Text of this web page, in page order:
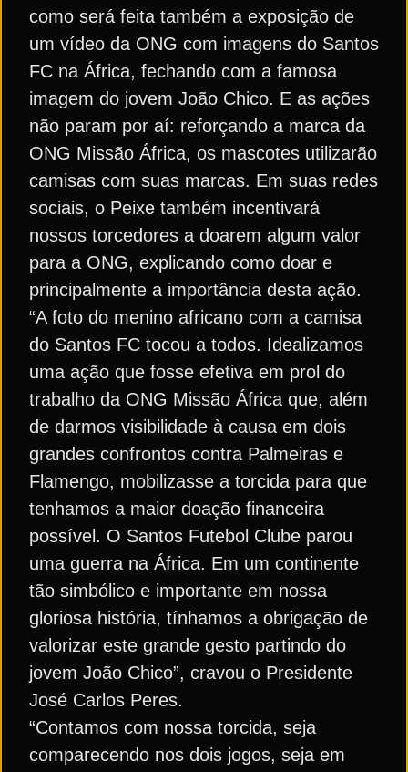
como será feita também a exposição de
um vídeo da ONG com imagens do Santos
FC na África, fechando com a famosa
imagem do jovem João Chico. E as ações
não param por aí: reforçando a marca da
ONG Missão África, os mascotes utilizarão
camisas com suas marcas. Em suas redes
sociais, o Peixe também incentivará
nossos torcedores a doarem algum valor
para a ONG, explicando como doar e
principalmente a importância desta ação.
“A foto do menino africano com a camisa
do Santos FC tocou a todos. Idealizamos
uma ação que fosse efetiva em prol do
trabalho da ONG Missão África que, além
de darmos visibilidade à causa em dois
grandes confrontos contra Palmeiras e
Flamengo, mobilizasse a torcida para que
tenhamos a maior doação financeira
possível. O Santos Futebol Clube parou
uma guerra na África. Em um continente
tão simbólico e importante em nossa
gloriosa história, tínhamos a obrigação de
valorizar este grande gesto partindo do
jovem João Chico”, cravou o Presidente
José Carlos Peres.
“Contamos com nossa torcida, seja
comparecendo nos dois jogos, seja em